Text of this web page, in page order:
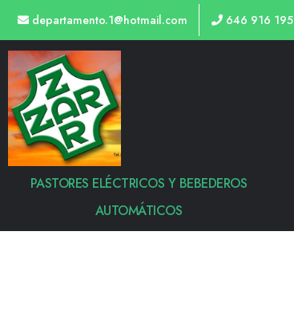
departamento.1@hotmail.com 646 916 195
PASTORES ELÉCTRICOS Y BEBEDEROS
AUTOMÁTICOS